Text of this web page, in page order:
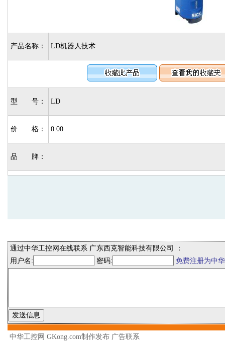
产品名称： LD机器人技术
型 号： LD
价 格： 0.00
品 牌：
通过中华工控网在线联系 广东西克智能科技有限公司 ：
用户名:
密码: 免费注册为中
中华工控网 GKong.com制作发布 广告联系